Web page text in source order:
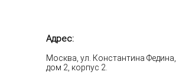
Адрес:
Москва, ул. Константина Федина,
дом 2, корпус 2.